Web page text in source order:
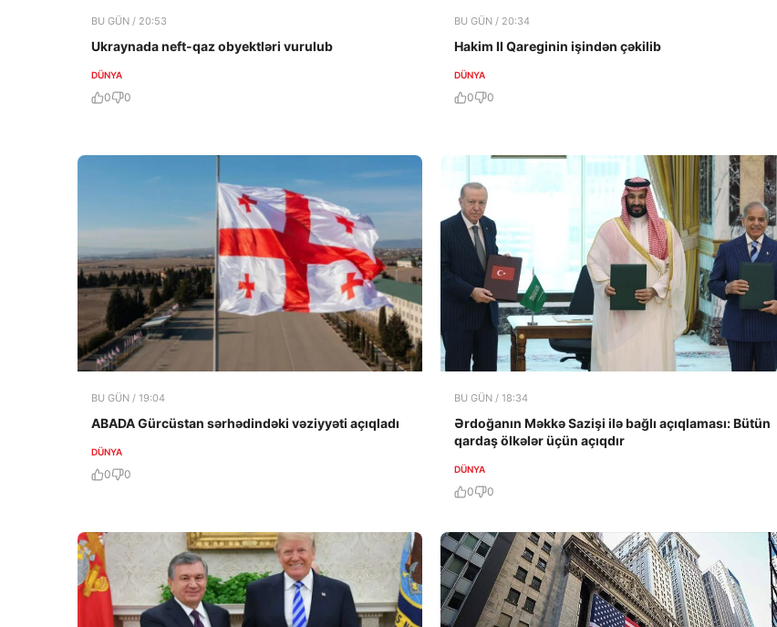
BU GÜN / 20:53
Ukraynada neft-qaz obyektləri vurulub
DÜNYA
0 0
BU GÜN / 20:34
Hakim II Qareginin işindən çəkilib
DÜNYA
0 0
BU GÜN / 19:04
ABADA Gürcüstan sərhədindəki vəziyyəti açıqladı
DÜNYA
0 0
BU GÜN / 18:34
Ərdoğanın Məkkə Sazişi ilə bağlı açıqlaması: Bütün
qardaş ölkələr üçün açıqdır
DÜNYA
0 0